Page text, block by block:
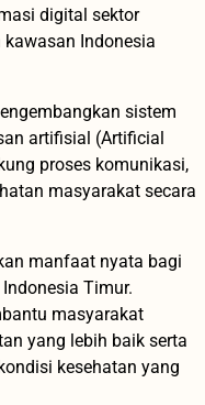
digital sektor
Indonesia
sistem
artifisial (Artificial
proses komunikasi,
masyarakat secara
manfaat nyata bagi
Timur.
masyarakat
yang lebih baik serta
kesehatan yang